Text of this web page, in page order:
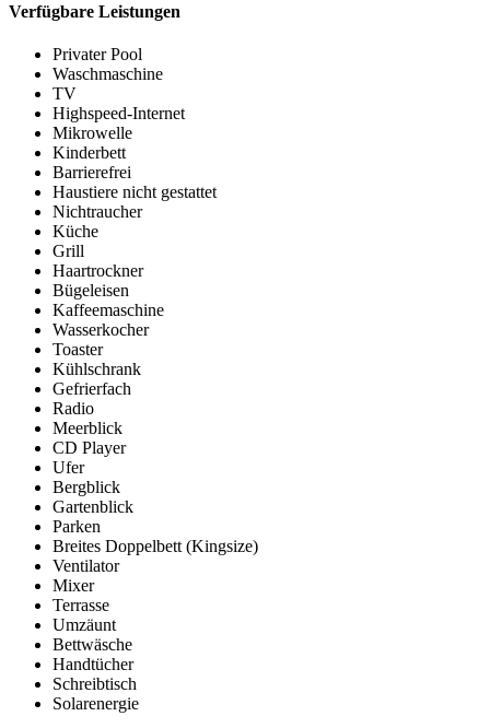
Verfügbare Leistungen
Privater Pool
Waschmaschine
TV
Highspeed-Internet
Mikrowelle
Kinderbett
Barrierefrei
Haustiere nicht gestattet
Nichtraucher
Küche
Grill
Haartrockner
Bügeleisen
Kaffeemaschine
Wasserkocher
Toaster
Kühlschrank
Gefrierfach
Radio
Meerblick
CD Player
Ufer
Bergblick
Gartenblick
Parken
Breites Doppelbett (Kingsize)
Ventilator
Mixer
Terrasse
Umzäunt
Bettwäsche
Handtücher
Schreibtisch
Solarenergie